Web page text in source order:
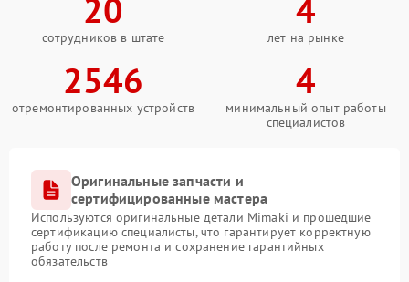
20
сотрудников в штате
4
лет на рынке
2546
отремонтированных устройств
4
минимальный опыт работы
специалистов
Оригинальные запчасти и
сертифицированные мастера
Используются оригинальные детали Mimaki и прошедшие
сертификацию специалисты, что гарантирует корректную
работу после ремонта и сохранение гарантийных
обязательств